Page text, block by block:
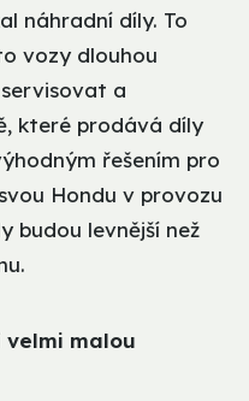
náhradní díly. To
vozy dlouhou
a
které prodává díly
řešením pro
Hondu v provozu
budou levnější než
malou